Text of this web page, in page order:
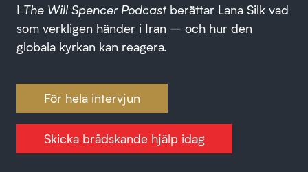
I The Will Spencer Podcast berättar Lana Silk vad
som verkligen händer i Iran – och hur den
globala kyrkan kan reagera.
För hela intervjun
Skicka brådskande hjälp idag